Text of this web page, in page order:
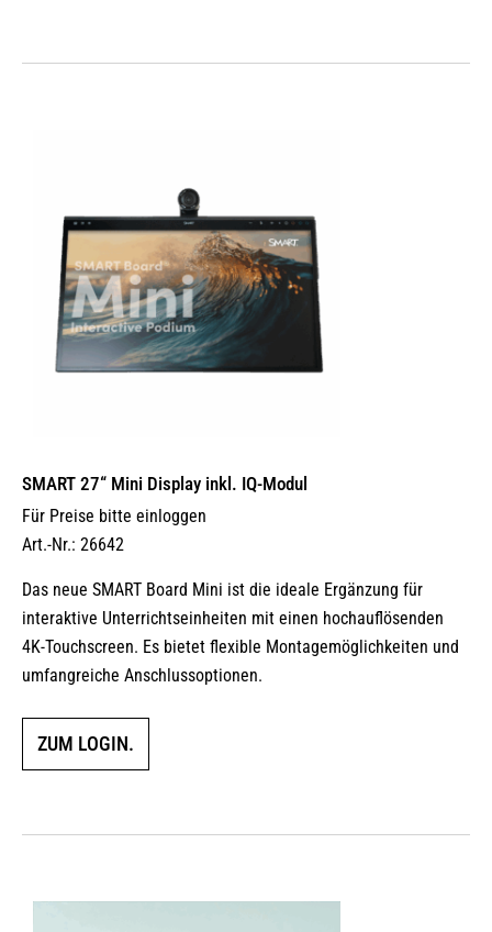
SMART 27“ Mini Display inkl. IQ-Modul
Für Preise bitte einloggen
Art.-Nr.: 26642
Das neue SMART Board Mini ist die ideale Ergänzung für
interaktive Unterrichtseinheiten mit einen hochauflösenden
4K-Touchscreen. Es bietet flexible Montagemöglichkeiten und
umfangreiche Anschlussoptionen.
ZUM LOGIN.